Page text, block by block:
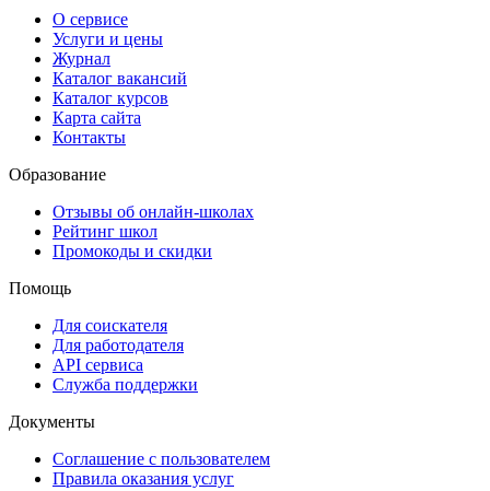
О сервисе
Услуги и цены
Журнал
Каталог вакансий
Каталог курсов
Карта сайта
Контакты
Образование
Отзывы об онлайн-школах
Рейтинг школ
Промокоды и скидки
Помощь
Для соискателя
Для работодателя
API сервиса
Служба поддержки
Документы
Соглашение с пользователем
Правила оказания услуг